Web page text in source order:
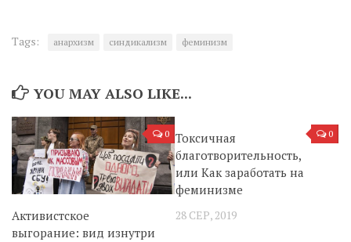
Tags: анархизм синдикализм феминизм
YOU MAY ALSO LIKE...
0
Активистское
выгорание: вид изнутри
0
Токсичная
благотворительность,
или Как заработать на
феминизме
28 СЕР, 2019